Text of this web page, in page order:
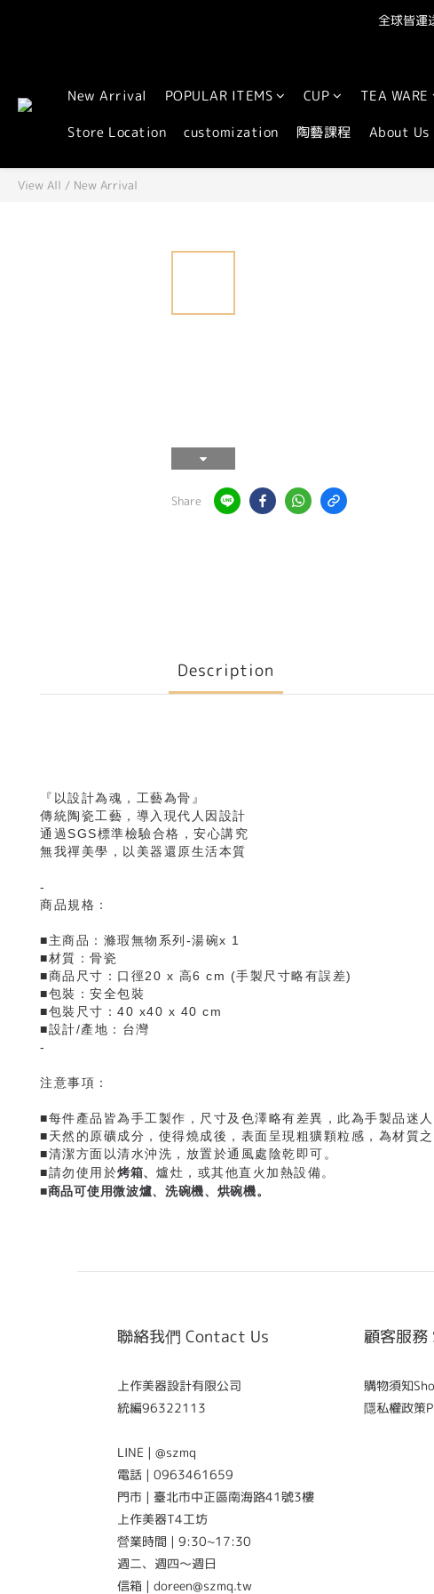
全球皆運
New Arrival POPULAR ITEMS CUP TEA WARE
Store Location
customization 陶藝課程 About Us
View All / New Arrival
Share
Description
『以設計為魂，工藝為骨』
傳統陶瓷工藝，導入現代人因設計
通過SGS標準檢驗合格，安心講究
無我禪美學，以美器還原生活本質
-
商品規格：
■主商品：滌瑕無物系列-湯碗x 1
■材質：骨瓷
■商品尺寸：口徑20 x 高6 cm (手製尺寸略有誤差)
■包裝：安全包裝
■包裝尺寸：40 x40 x 40 cm
■設計/產地：台灣
-
注意事項：
■每件產品皆為手工製作，尺寸及色澤略有差異，此為手製品迷
■天然的原礦成分，使得燒成後，表面呈現粗獷顆粒感，為材質之
■清潔方面以清水沖洗，放置於通風處陰乾即可。
■請勿使用於烤箱、爐灶，或其他直火加熱設備。
■商品可使用微波爐、洗碗機、烘碗機。
聯絡我們 Contact Us
上作美器設計有限公司
統編96322113
LINE | @szmq
電話 | 0963461659
門市 | 臺北市中正區南海路41號3樓
上作美器T4工坊
營業時間 | 9:30~17:30
週二、週四～週日
信箱 | doreen@szmq.tw
顧客服務
購物須知
隱私權政策